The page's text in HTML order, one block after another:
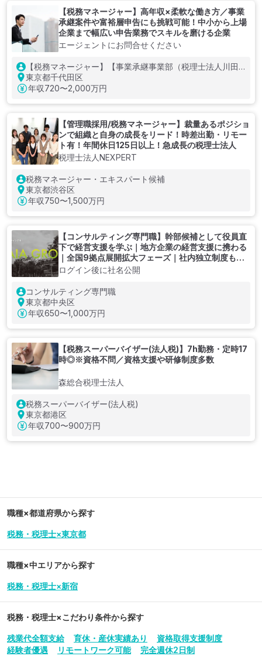
【税務マネージャー】高年収×柔軟な働き方／事業
承継案件や富裕層申告にも挑戦可能！中小から上場
企業まで幅広い申告業務でスキルを磨ける企業
エージェントにお問合せください
【税務マネージャー】【事業承継事業部（税理士法人川田
事務所）】
東京都千代田区
年収720〜2,000万円
【管理職採用/税務マネージャー】裁量あるポジショ
ンで組織と自身の成長をリード！時差出勤・リモー
ト有！年間休日125日以上！急成長の税理士法人
税理士法人NEXPERT
税務マネージャー・エキスパート候補
東京都渋谷区
年収750〜1,500万円
【コンサルティング専門職】幹部候補として役員直
下で経営支援を学ぶ｜地方企業の経営支援に携わる
｜全国9拠点展開拡大フェーズ｜社内独立制度もあ
り
ログイン後に社名公開
コンサルティング専門職
東京都中央区
年収650〜1,000万円
【税務スーパーバイザー(法人税)】7h勤務・定時17
時◎※資格不問／資格支援や研修制度多数
森総合税理士法人
税務スーパーバイザー(法人税)
東京都港区
年収700〜900万円
職種×都道府県から探す
税務・税理士×東京都
職種×中エリアから探す
税務・税理士×新宿
税務・税理士×こだわり条件から探す
残業代全額支給 育休・産休実績あり
資格取得支援制度
経験者優遇
リモートワーク可能
完全週休2日制